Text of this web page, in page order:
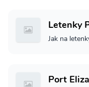
Letenky
Jak na
Port